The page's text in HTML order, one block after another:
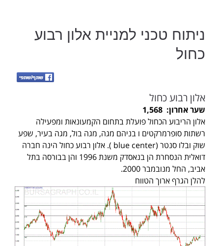
ניתוח טכני למניית אלון רבוע
כחול
אלון רבוע כחול
שער אחרון: 1,568
אלון הריבוע הכחול פועלת בתחום הקמעונאות ומפעילה
רשתות סופרמרקטים ו בניהם מגה, מגה בול, מגה בעיר, שפע
שוק ובלו סנטר (blue center ). אלון רבוע כחול הינה חברה
דואלית הנסחרת הן בנאסדק משנת 1996 והן בבורסה בתל
אביב, החל מנובמבר 2000.
להלן הגרף ארוך הטווח